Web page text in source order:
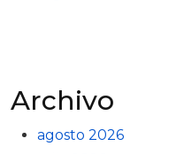
Archivo
agosto 2026